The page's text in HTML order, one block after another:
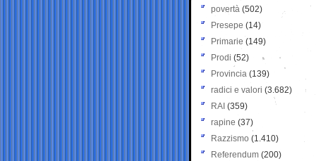
povertà (502)
Presepe (14)
Primarie (149)
Prodi (52)
Provincia (139)
radici e valori (3.682)
RAI (359)
rapine (37)
Razzismo (1.410)
Referendum (200)